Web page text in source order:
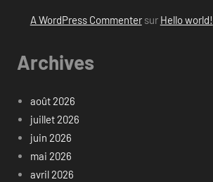
A WordPress Commentersur Hello world!
Archives
août 2026
juillet 2026
juin 2026
mai 2026
avril 2026